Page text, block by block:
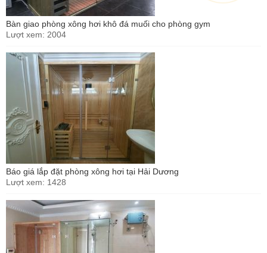
Bàn giao phòng xông hơi khô đá muối cho phòng gym
Lượt xem: 2004
Báo giá lắp đặt phòng xông hơi tại Hải Dương
Lượt xem: 1428